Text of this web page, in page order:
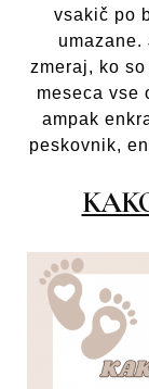
vsakič po
zmeraj, ko
meseca vse
ampak
peskovnik,